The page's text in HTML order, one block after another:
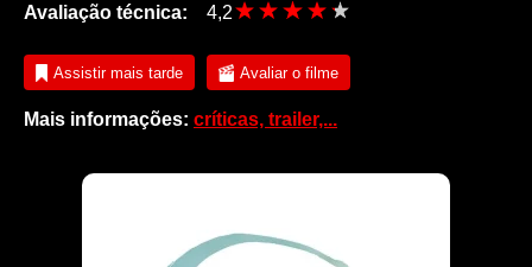
Avaliação técnica: 4,2
Assistir mais tarde Avaliar o filme
Mais informações: críticas, trailer,...